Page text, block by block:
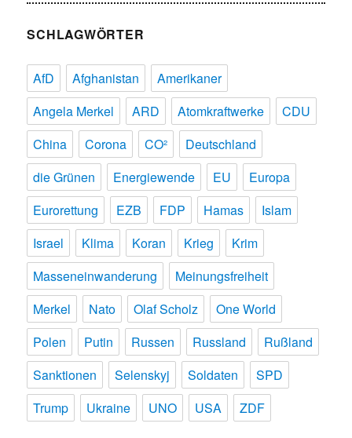
SCHLAGWÖRTER
AfD Afghanistan
Amerikaner
Angela Merkel
ARD Atomkraftwerke
CDU
China
Corona CO²
Deutschland
die Grünen
Energiewende EU
Europa
Eurorettung
EZB FDP Hamas
Islam
Israel
Klima Koran Krieg
Krim
Masseneinwanderung
Meinungsfreiheit
Merkel
Nato Olaf Scholz
One World
Polen
Putin Russen Russland
Rußland
Sanktionen
Selenskyj Soldaten
SPD
Trump
Ukraine UNO USA ZDF